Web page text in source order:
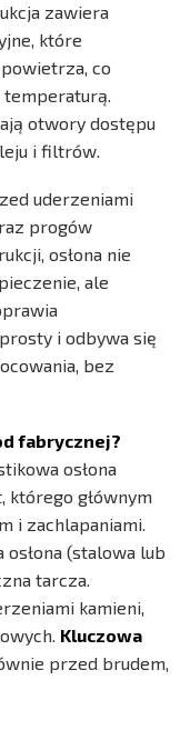
zawiera
które
co
temperaturą.
otwory dostępu
i filtrów.
uderzeniami
progów
osłona nie
ale
i odbywa się
bez
fabrycznej?
osłona
którego głównym
i zachlapaniami.
(stalowa lub
tarcza.
kamieni,
Kluczowa
przed brudem,